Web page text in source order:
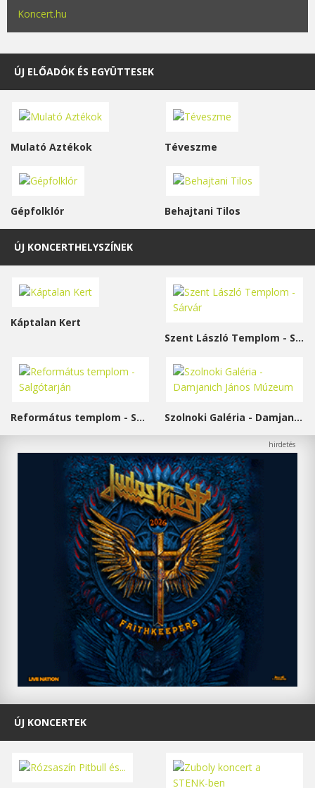
Koncert.hu
ÚJ ELŐADÓK ÉS EGYÜTTESEK
Mulató Aztékok Téveszme
Gépfolklór Behajtani Tilos
ÚJ KONCERTHELYSZÍNEK
Káptalan Kert
Szent László Templom - Sárvár
Református templom - Salgótarján Szolnoki Galéria - Damjanich János Múzeum
ÚJ KONCERTEK